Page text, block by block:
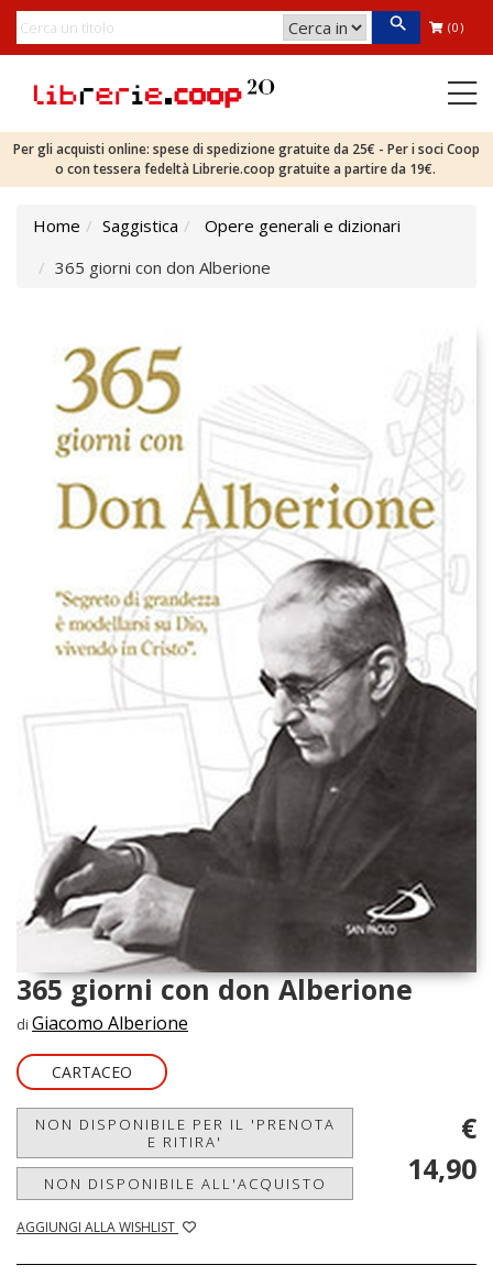
(0)
Per gli acquisti online: spese di spedizione gratuite da 25€ - Per i soci Coop
o con tessera fedeltà Librerie.coop gratuite a partire da 19€.
Home Saggistica
Opere generali e dizionari
365 giorni con don Alberione
365 giorni con don Alberione
di Giacomo Alberione
CARTACEO
NON DISPONIBILE PER IL 'PRENOTA
E RITIRA'
NON DISPONIBILE ALL'ACQUISTO
AGGIUNGI ALLA WISHLIST
€
14,90